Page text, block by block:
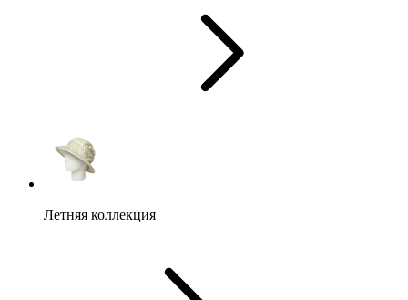
Летняя коллекция